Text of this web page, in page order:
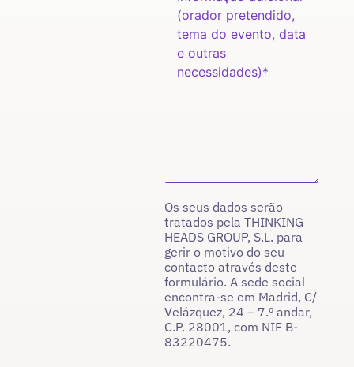
Os seus dados serão
tratados pela THINKING
HEADS GROUP, S.L. para
gerir o motivo do seu
contacto através deste
formulário. A sede social
encontra-se em Madrid, C/
Velázquez, 24 – 7.º andar,
C.P. 28001, com NIF B-
83220475.